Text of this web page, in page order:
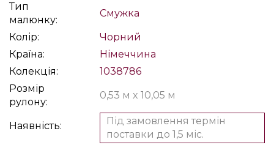
Тип
малюнку:
Смужка
Колір:
Чорний
Країна:
Німеччина
Колекція:
1038786
Розмір
рулону:
0,53 м x 10,05 м
Наявність:
Під замовлення термін
поставки до 1,5 міс.